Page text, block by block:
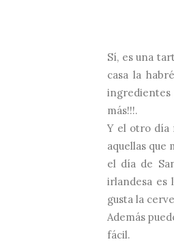
Sí, es una
casa la
ingredientes
más!!!.
Y el otro día
aquellas que
el día de
irlandesa es
gusta la
Además
fácil.